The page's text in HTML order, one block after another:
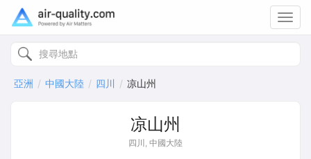
亞洲 中國大陸 四川 凉山州
凉山州
四川, 中國大陸